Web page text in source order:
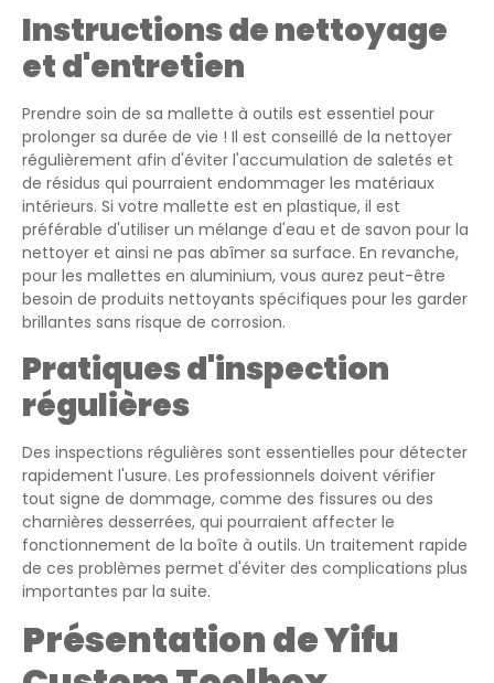
Instructions de nettoyage
et d'entretien
Prendre soin de sa mallette à outils est essentiel pour
prolonger sa durée de vie ! Il est conseillé de la nettoyer
régulièrement afin d'éviter l'accumulation de saletés et
de résidus qui pourraient endommager les matériaux
intérieurs. Si votre mallette est en plastique, il est
préférable d'utiliser un mélange d'eau et de savon pour la
nettoyer et ainsi ne pas abîmer sa surface. En revanche,
pour les mallettes en aluminium, vous aurez peut-être
besoin de produits nettoyants spécifiques pour les garder
brillantes sans risque de corrosion.
Pratiques d'inspection
régulières
Des inspections régulières sont essentielles pour détecter
rapidement l'usure. Les professionnels doivent vérifier
tout signe de dommage, comme des fissures ou des
charnières desserrées, qui pourraient affecter le
fonctionnement de la boîte à outils. Un traitement rapide
de ces problèmes permet d'éviter des complications plus
importantes par la suite.
Présentation de Yifu